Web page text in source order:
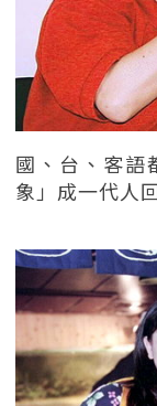
國、台、客語
象」成一代人